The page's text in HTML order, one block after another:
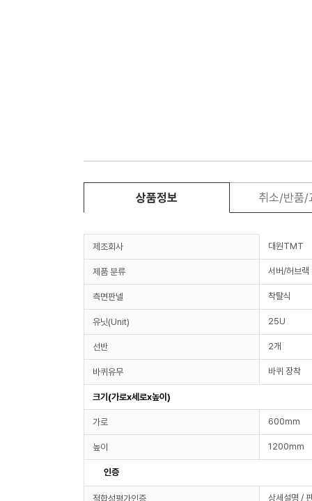
상품정보 취소/반품/
제조회사 대원TMT
제품 분류 서버/허브랙
측면판넬 착탈식
유닛(Unit) 25U
선반 2개
바퀴유무 바퀴 장착
크기(가로x세로x높이)
가로 600mm
높이 1200mm
인증
적합성평가인증 상세설명 /